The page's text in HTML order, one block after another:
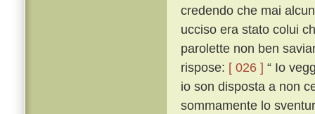
credendo che mai
ucciso era stato colui
parolette non ben
rispose: [ 026 ] “ Io
io son disposta a non
sommamente lo